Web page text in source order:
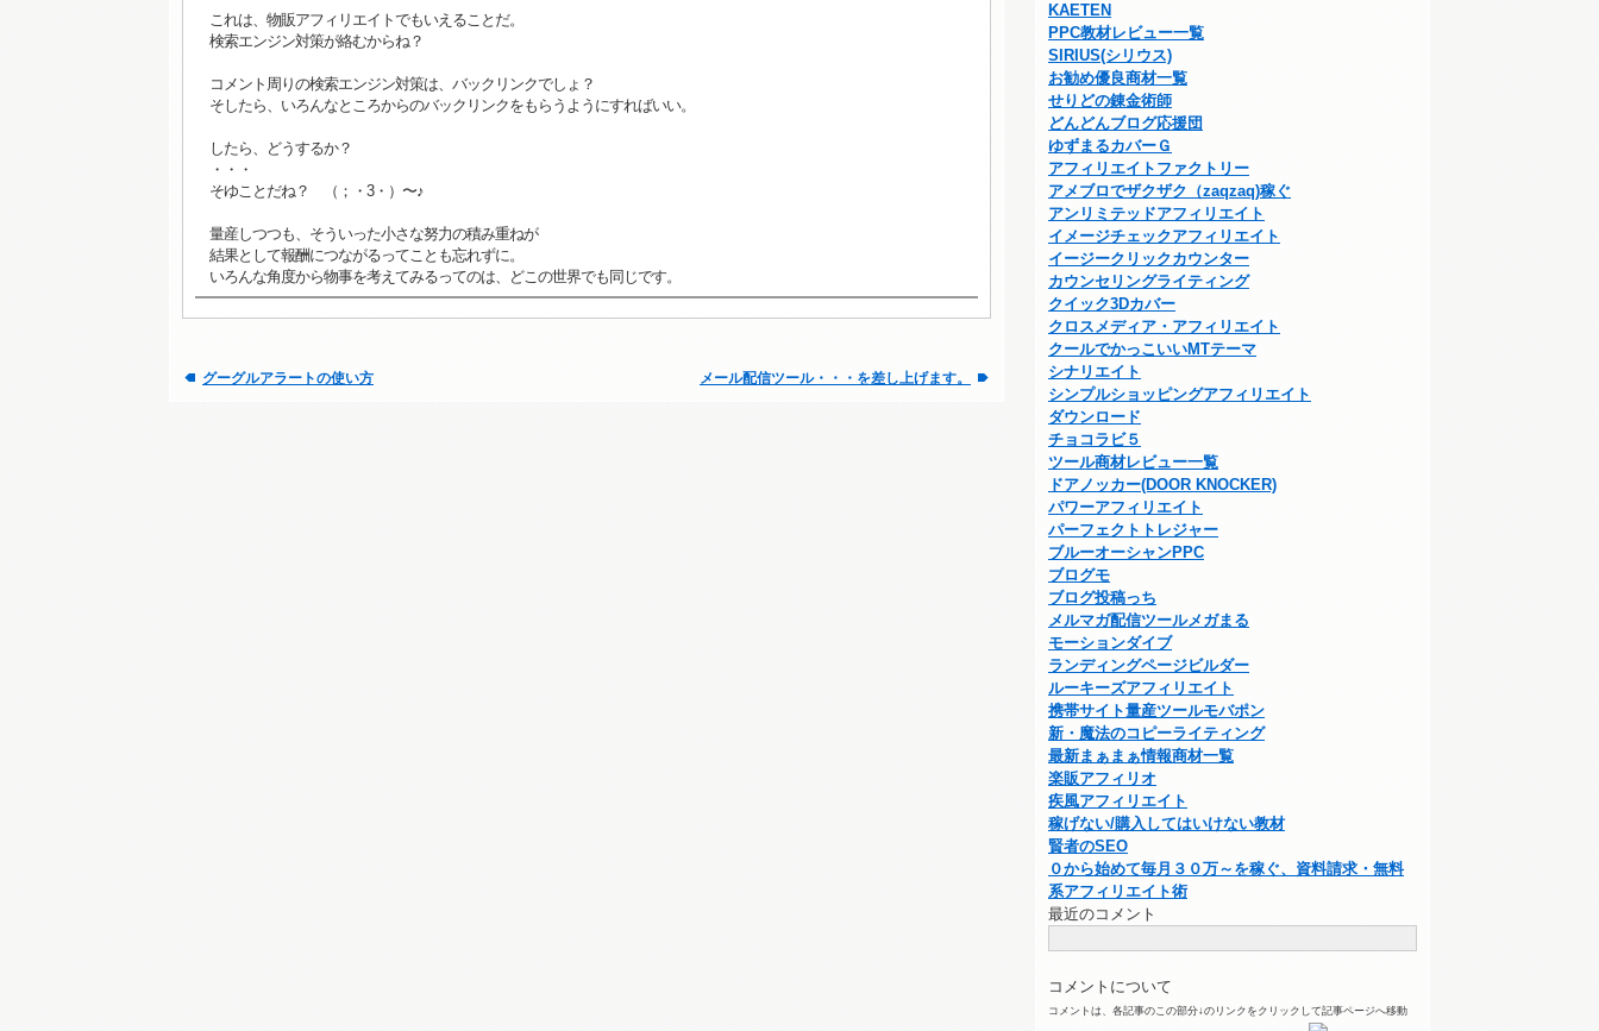
これは、物販アフィリエイトでもいえることだ。
検索エンジン対策が絡むからね？
コメント周りの検索エンジン対策は、バックリンクでしょ？
そしたら、いろんなところからのバックリンクをもらうようにすればいい。
したら、どうするか？
・・・
そゆことだね？ （；・3・）〜♪
量産しつつも、そういった小さな努力の積み重ねが
結果として報酬につながるってことも忘れずに。
いろんな角度から物事を考えてみるってのは、どこの世界でも同じです。
グーグルアラートの使い方 メール配信ツール・・・を差し上げます。
KAETEN
PPC教材レビュー一覧
SIRIUS(シリウス)
お勧め優良商材一覧
せりどの錬金術師
どんどんブログ応援団
ゆずまるカバーＧ
アフィリエイトファクトリー
アメブロでザクザク（zaqzaq)稼ぐ
アンリミテッドアフィリエイト
イメージチェックアフィリエイト
イージークリックカウンター
カウンセリングライティング
クイック3Dカバー
クロスメディア・アフィリエイト
クールでかっこいいMTテーマ
シナリエイト
シンプルショッピングアフィリエイト
ダウンロード
チョコラビ５
ツール商材レビュー一覧
ドアノッカー(DOOR KNOCKER)
パワーアフィリエイト
パーフェクトトレジャー
ブルーオーシャンPPC
ブログモ
ブログ投稿っち
メルマガ配信ツールメガまる
モーションダイブ
ランディングページビルダー
ルーキーズアフィリエイト
携帯サイト量産ツールモバポン
新・魔法のコピーライティング
最新まぁまぁ情報商材一覧
楽販アフィリオ
疾風アフィリエイト
稼げない/購入してはいけない教材
賢者のSEO
０から始めて毎月３０万～を稼ぐ、資料請求・無料
系アフィリエイト術
最近のコメント
コメントについて
コメントは、各記事のこの部分↓のリンクをクリックして記事ページへ移動